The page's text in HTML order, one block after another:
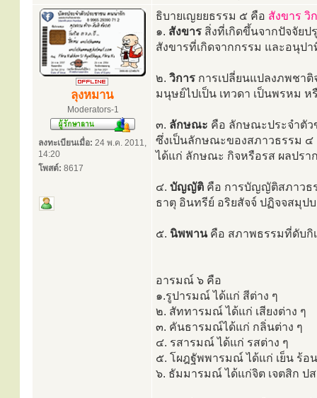
ลุงหมาน
Moderators-1
ลงทะเบียนเมื่อ: 24 พ.ค. 2011,
14:20
โพสต์: 8617
ธิบายเญยยธรรม ๕ คือ สังขาร
๑. สังขาร สิ่งที่เกิดขึ้นจากปัจจัยป
สังขารที่เกิดจากกรรม และอนุป
๒. วิการ การเปลี่ยนแปลงภพชา
มนุษย์ไปเป็น เทวดา เป็นพรหม
๓. ลักษณะ คือ ลักษณะประจำตัว
ซึ่งเป็นลักษณะของสภาวธรรม ๔
ได้แก่ ลักษณะ กิจหรือรส ผลปรา
๔. บัญญัติ คือ การบัญญัติสภาวธ
ธาตุ อินทรีย์ อริยสัจจ์ ปฏิจจสมุป
๕. นิพพานคือ สภาพธรรมที่ดับกิ
อารมณ์ ๖ คือ
๑.รูปารมณ์ ได้แก่ สีต่าง ๆ
๒. สัททารมณ์ ได้แก่ เสียงต่าง ๆ
๓. คันธารมณ์ได้แก่ กลิ่นต่าง ๆ
๔. รสารมณ์ ได้แก่ รสต่าง ๆ
๕. โผฎฐัพพารมณ์ ได้แก่ เย็น ร้อ
๖. ธัมมารมณ์ ได้แก่จิต เจตสิก